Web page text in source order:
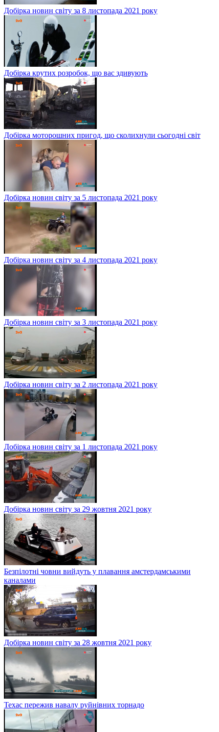
Добірка новин світу за 8 листопада 2021 року
Добірка крутих розробок, що вас здивують
Добірка моторошних пригод, що сколихнули сьогодні світ
Добірка новин світу за 5 листопада 2021 року
Добірка новин світу за 4 листопада 2021 року
Добірка новин світу за 3 листопада 2021 року
Добірка новин світу за 2 листопада 2021 року
Добірка новин світу за 1 листопада 2021 року
Добірка новин світу за 29 жовтня 2021 року
Безпілотні човни вийдуть у плавання амстердамськими
каналами
Добірка новин світу за 28 жовтня 2021 року
Техас пережив навалу руйнівних торнадо